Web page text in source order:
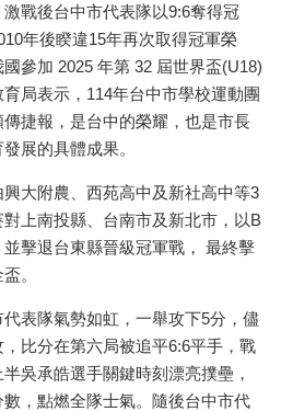
戰後台中市代表隊以9:6奪得冠
年後睽違15年再次取得冠軍榮
參加 2025 年第 32 屆世界盃(U18)
局表示，114年台中市學校運動團
捷報，是台中的榮耀，也是市長
展的具體成果。
大附農、西苑高中及新社高中等3
上南投縣、台南市及新北市，以B
擊退台東縣晉級冠軍戰， 最終擊
。
表隊氣勢如虹，一舉攻下5分，儘
比分在第六局被追平6:6平手，戰
吳承皓選手關鍵時刻漂亮撲壘，
，點燃全隊士氣。隨後台中市代